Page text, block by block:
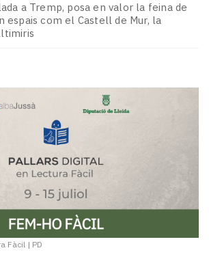
a Tremp, posa en valor la feina de
espais com el Castell de Mur, la
Fàcil | PD